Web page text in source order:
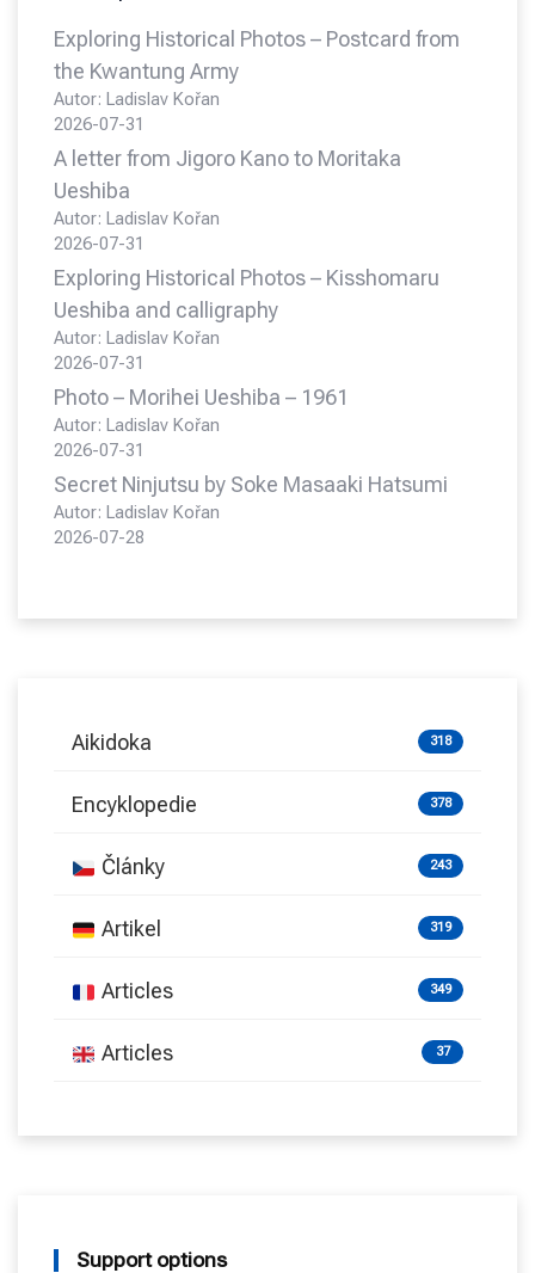
Exploring Historical Photos – Postcard from
the Kwantung Army
Autor: Ladislav Kořan
2026-07-31
A letter from Jigoro Kano to Moritaka
Ueshiba
Autor: Ladislav Kořan
2026-07-31
Exploring Historical Photos – Kisshomaru
Ueshiba and calligraphy
Autor: Ladislav Kořan
2026-07-31
Photo – Morihei Ueshiba – 1961
Autor: Ladislav Kořan
2026-07-31
Secret Ninjutsu by Soke Masaaki Hatsumi
Autor: Ladislav Kořan
2026-07-28
Aikidoka 318
Encyklopedie 378
Články 243
Artikel 319
Articles 349
Articles 37
Support options